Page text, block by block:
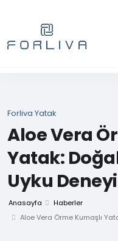
Forliva Yatak
Aloe Vera
Yatak:
Uyku
Anasayfa
Haberler
Aloe Vera Örme Kumaşlı